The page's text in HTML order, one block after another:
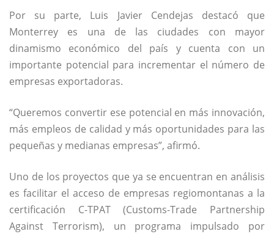
Por su parte, Luis Javier Cendejas destacó que
Monterrey es una de las ciudades con mayor
dinamismo económico del país y cuenta con un
importante potencial para incrementar el número de
empresas exportadoras.
“Queremos convertir ese potencial en más innovación,
más empleos de calidad y más oportunidades para las
pequeñas y medianas empresas”, afirmó.
Uno de los proyectos que ya se encuentran en análisis
es facilitar el acceso de empresas regiomontanas a la
certificación C-TPAT (Customs-Trade Partnership
Against Terrorism), un programa impulsado por